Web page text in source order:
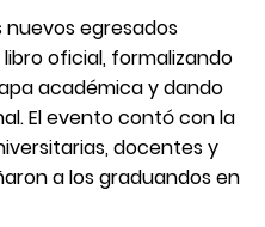
nuevos egresados
oficial, formalizando
académica y dando
El evento contó con la
docentes y
a los graduandos en